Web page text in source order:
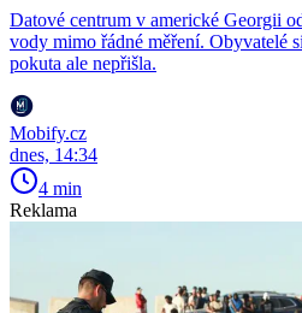
Datové centrum v americké Georgii
vody mimo řádné měření. Obyvatelé
pokuta ale nepřišla.
Mobify.cz
dnes, 14:34
4 min
Reklama